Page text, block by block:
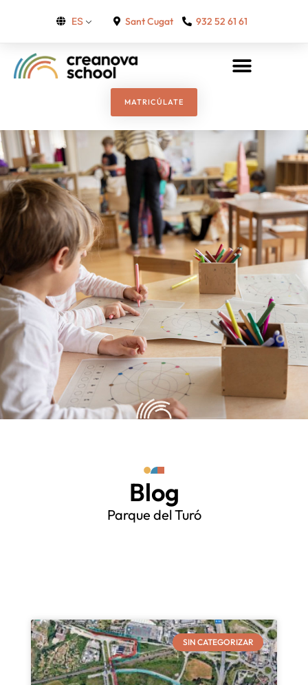
ES Sant Cugat 932 52 61 61
MATRICÚLATE
Blog
Parque del Turó
SIN CATEGORIZAR